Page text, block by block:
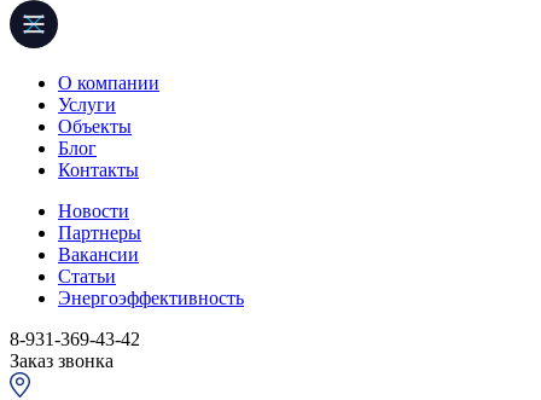
О компании
Услуги
Объекты
Блог
Контакты
Новости
Партнеры
Вакансии
Статьи
Энергоэффективность
8-931-369-43-42
Заказ звонка